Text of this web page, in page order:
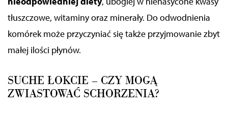
tłuszczowe, witaminy oraz minerały. Do odwodnienia
komórek może przyczyniać się także przyjmowanie zbyt
małej ilości płynów.
SUCHE ŁOKCIE – CZY MOGĄ
ZWIASTOWAĆ SCHORZENIA?